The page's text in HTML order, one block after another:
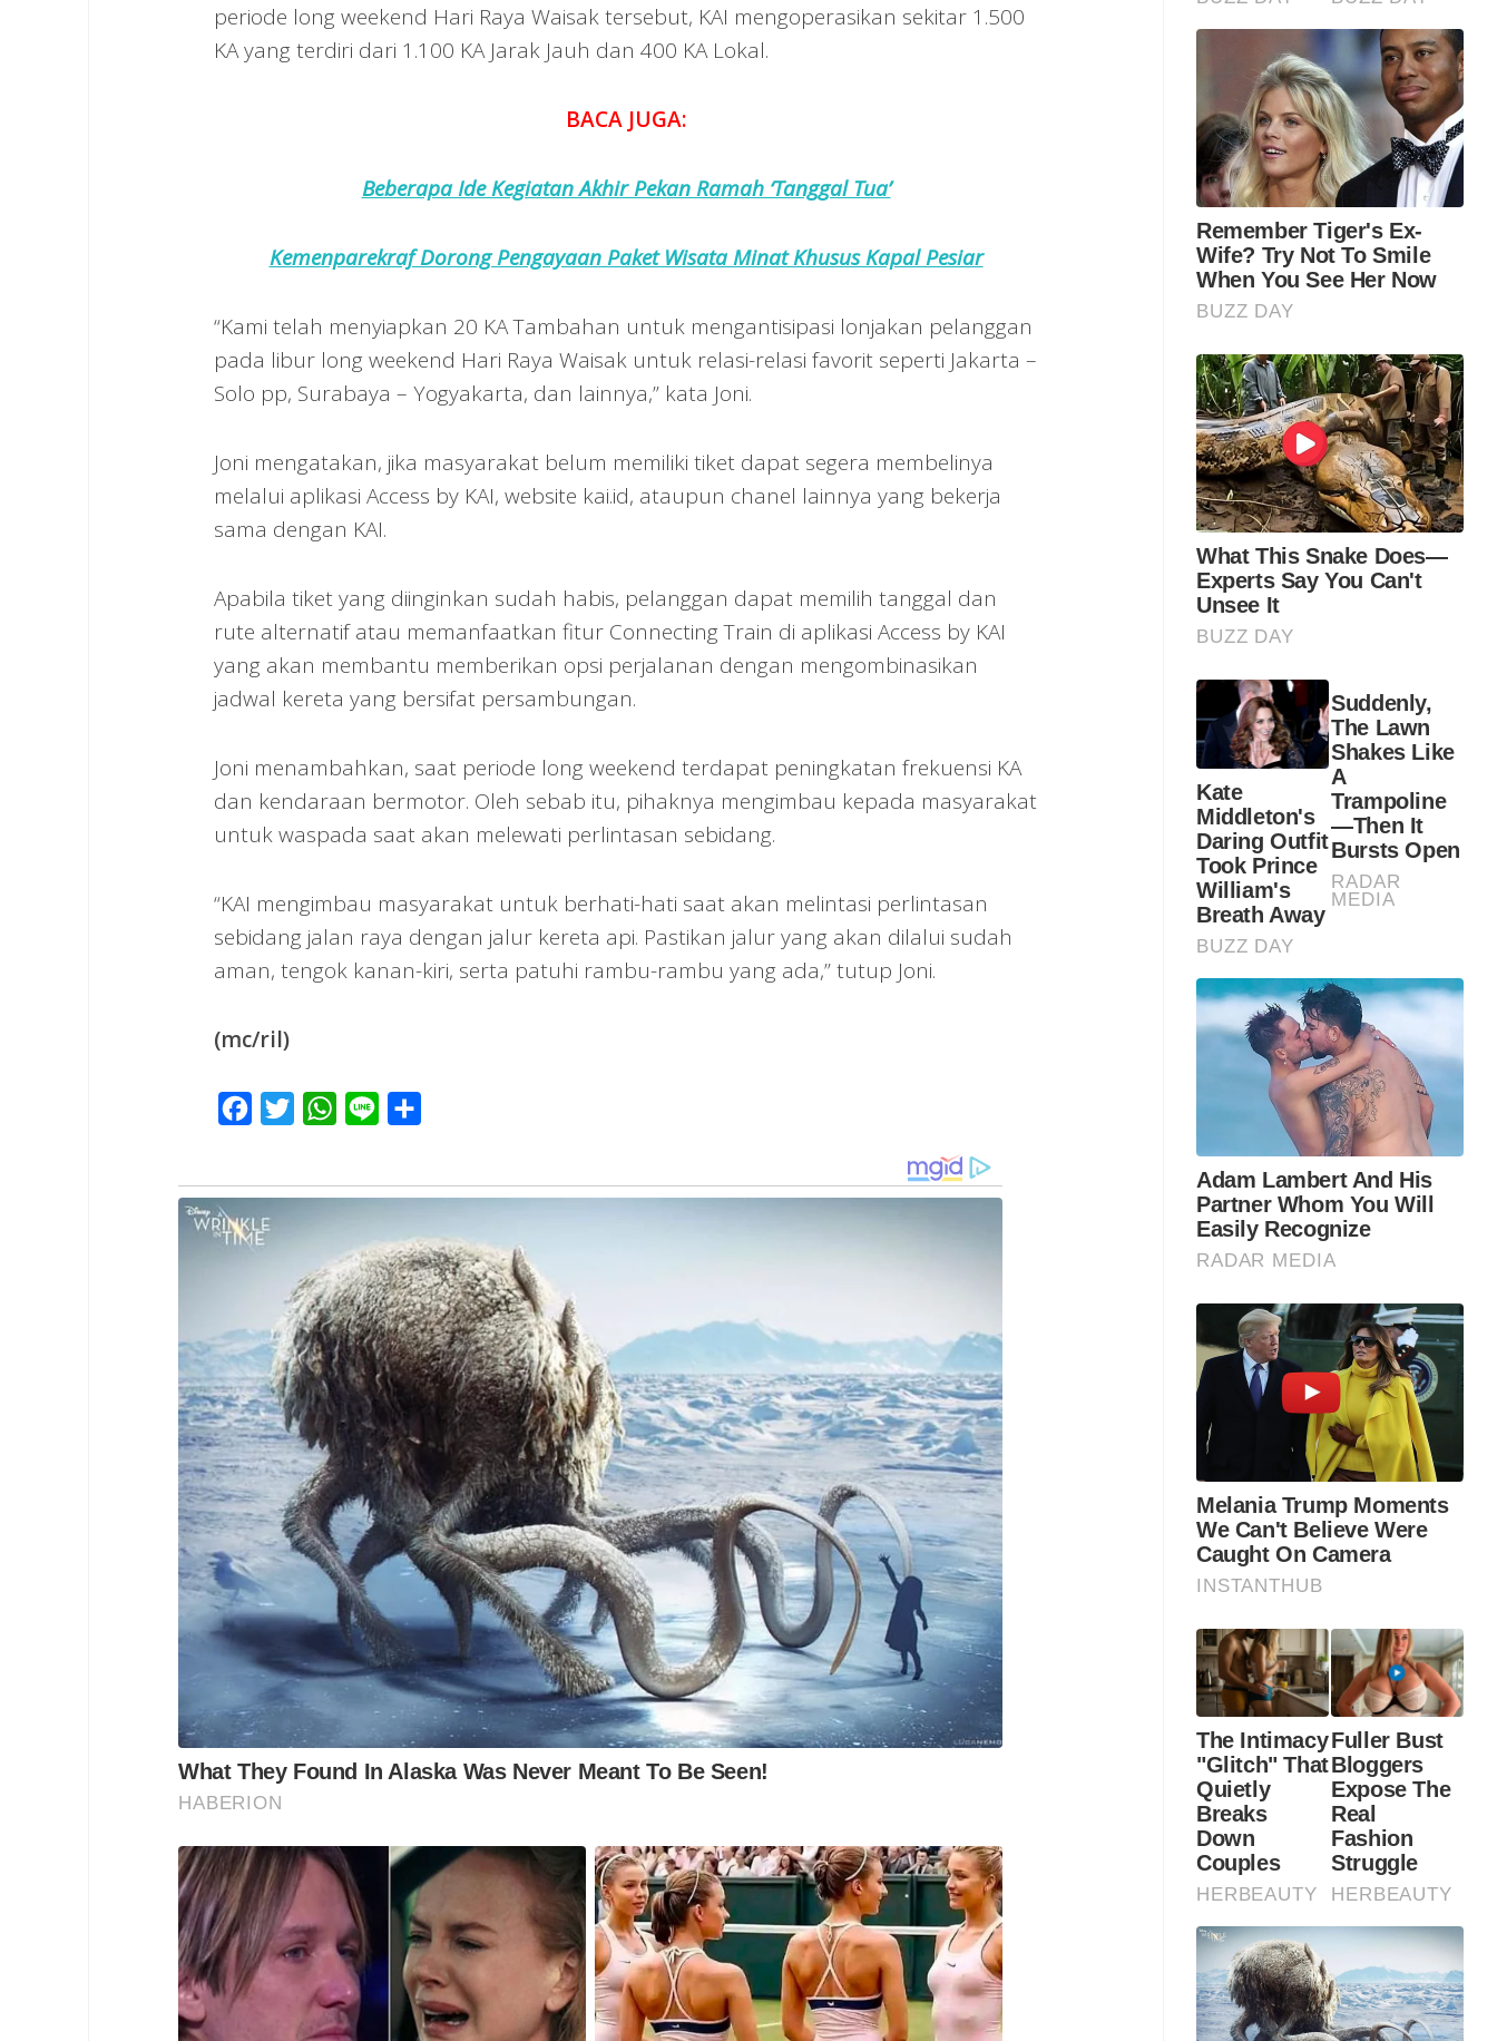
periode long weekend Hari Raya Waisak tersebut, KAI mengoperasikan sekitar 1.500
KA yang terdiri dari 1.100 KA Jarak Jauh dan 400 KA Lokal.
BACA JUGA:
Beberapa Ide Kegiatan Akhir Pekan Ramah ‘Tanggal Tua’
Kemenparekraf Dorong Pengayaan Paket Wisata Minat Khusus Kapal Pesiar
“Kami telah menyiapkan 20 KA Tambahan untuk mengantisipasi lonjakan pelanggan
pada libur long weekend Hari Raya Waisak untuk relasi-relasi favorit seperti Jakarta –
Solo pp, Surabaya – Yogyakarta, dan lainnya,” kata Joni.
Joni mengatakan, jika masyarakat belum memiliki tiket dapat segera membelinya
melalui aplikasi Access by KAI, website kai.id, ataupun chanel lainnya yang bekerja
sama dengan KAI.
Apabila tiket yang diinginkan sudah habis, pelanggan dapat memilih tanggal dan
rute alternatif atau memanfaatkan fitur Connecting Train di aplikasi Access by KAI
yang akan membantu memberikan opsi perjalanan dengan mengombinasikan
jadwal kereta yang bersifat persambungan.
Joni menambahkan, saat periode long weekend terdapat peningkatan frekuensi KA
dan kendaraan bermotor. Oleh sebab itu, pihaknya mengimbau kepada masyarakat
untuk waspada saat akan melewati perlintasan sebidang.
“KAI mengimbau masyarakat untuk berhati-hati saat akan melintasi perlintasan
sebidang jalan raya dengan jalur kereta api. Pastikan jalur yang akan dilalui sudah
aman, tengok kanan-kiri, serta patuhi rambu-rambu yang ada,” tutup Joni.
(mc/ril)
Facebook
Twitter WhatsApp
Line